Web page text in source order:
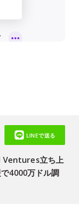
Ventures立ち上
4000万ドル調
LINEで送る